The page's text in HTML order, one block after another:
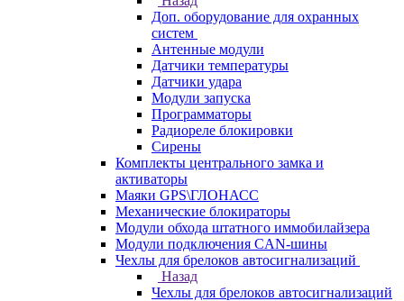
Доп. оборудование для охранных
систем
Антенные модули
Датчики температуры
Датчики удара
Модули запуска
Программаторы
Радиореле блокировки
Сирены
Комплекты центрального замка и
активаторы
Маяки GPS\ГЛОНАСС
Механические блокираторы
Модули обхода штатного иммобилайзера
Модули подключения CAN-шины
Чехлы для брелоков автосигнализаций
Назад
Чехлы для брелоков автосигнализаций